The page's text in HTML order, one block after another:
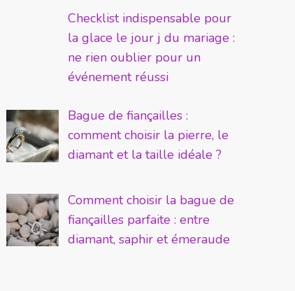
Checklist indispensable pour
la glace le jour j du mariage :
ne rien oublier pour un
événement réussi
Bague de fiançailles :
comment choisir la pierre, le
diamant et la taille idéale ?
Comment choisir la bague de
fiançailles parfaite : entre
diamant, saphir et émeraude